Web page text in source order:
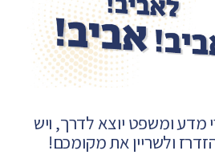
ומשפט יוצא לדרך, ויש
ולשריין את מקומכם!